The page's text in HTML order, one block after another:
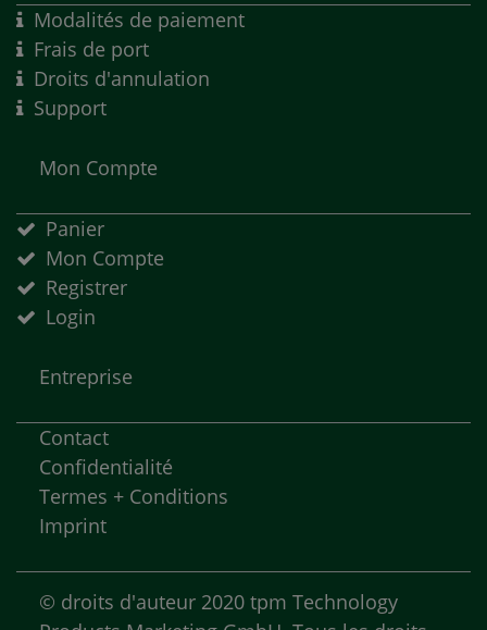
Modalités de paiement
Frais de port
Droits d'annulation
Support
Mon Compte
Panier
Mon Compte
Registrer
Login
Entreprise
Contact
Confidentialité
Termes + Conditions
Imprint
© droits d'auteur 2020 tpm Technology